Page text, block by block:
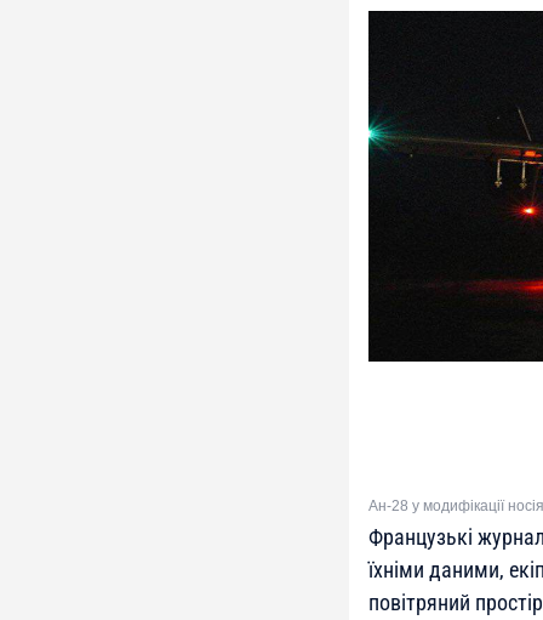
Ан-28 у модифікації
Французькі
їхніми даними,
повітряний